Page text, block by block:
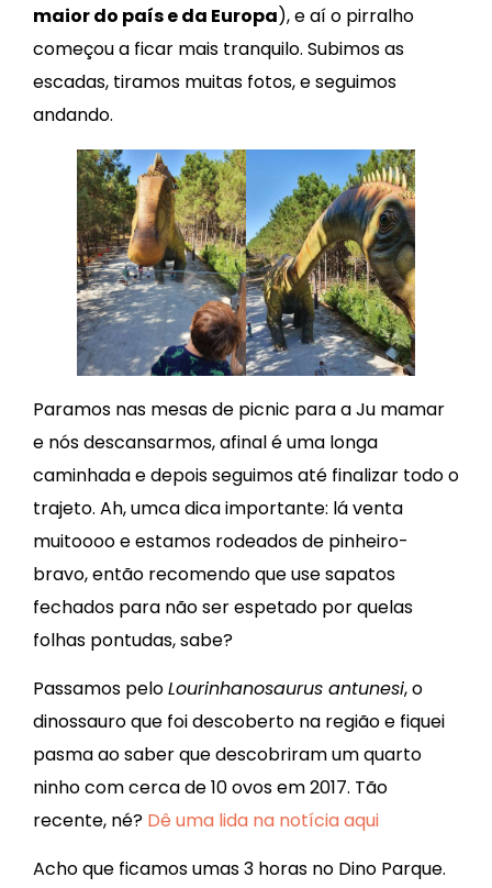
maior do país e da Europa), e aí o pirralho
começou a ficar mais tranquilo. Subimos as
escadas, tiramos muitas fotos, e seguimos
andando.
Paramos nas mesas de picnic para a Ju mamar
e nós descansarmos, afinal é uma longa
caminhada e depois seguimos até finalizar todo o
trajeto. Ah, umca dica importante: lá venta
muitoooo e estamos rodeados de pinheiro-
bravo, então recomendo que use sapatos
fechados para não ser espetado por quelas
folhas pontudas, sabe?
Passamos peloLourinhanosaurus antunesi, o
dinossauro que foi descoberto na região e fiquei
pasma ao saber que descobriram um quarto
ninho com cerca de 10 ovos em 2017. Tão
recente, né? Dê uma lida na notícia aqui
Acho que ficamos umas 3 horas no Dino Parque.